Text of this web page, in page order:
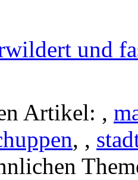
und
Artikel: ,
, ,